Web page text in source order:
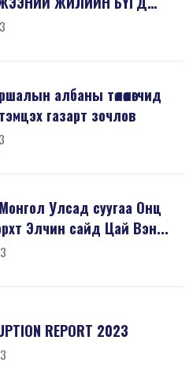
албаны төлөөлөгчид
газарт зочлов
Улсад суугаа Онц
эрхт Элчин сайд Цай Вэн...
REPORT 2023